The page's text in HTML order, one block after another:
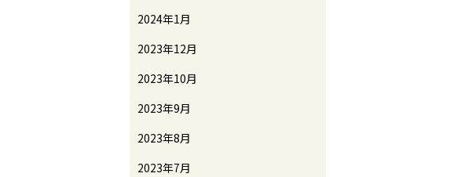
2024年1月
2023年12月
2023年10月
2023年9月
2023年8月
2023年7月